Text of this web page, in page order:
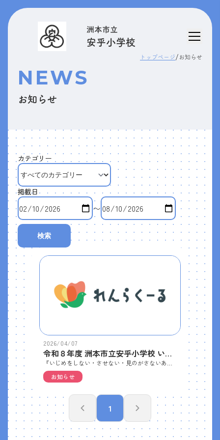
洲本市立
安乎小学校
トップページ/ お知らせ
NEWS
お知らせ
カテゴリー
掲載日
〜
検索
2026/04/07
令和８年度 洲本市立安乎小学校 いじめ防止基本方針
お知らせ
1